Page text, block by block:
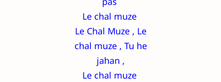
Le chal muze
Le Chal Muze , Le
chal muze , Tu he
jahan ,
Le chal muze